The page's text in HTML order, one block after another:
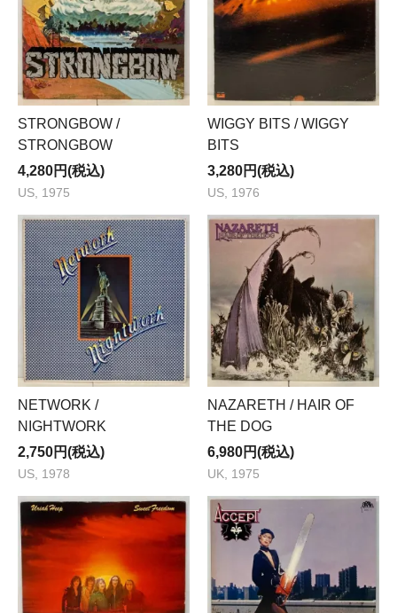
STRONGBOW /
STRONGBOW
4,280円(税込)
US, 1975
WIGGY BITS / WIGGY
BITS
3,280円(税込)
US, 1976
NETWORK /
NIGHTWORK
2,750円(税込)
US, 1978
NAZARETH / HAIR OF
THE DOG
6,980円(税込)
UK, 1975